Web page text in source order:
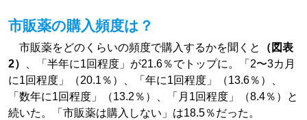
市販薬の購入頻度は？
市販薬をどのくらいの頻度で購入するかを聞くと
（図表
2）
、「半年に1回程度」が21.6％でトップに。「2〜3カ月
に1回程度」（20.1％）、「年に1回程度」（13.6％）、
「数年に1回程度」（13.2％）、「月1回程度」（8.4％）と
続いた。「市販薬は購入しない」は18.5％だった。